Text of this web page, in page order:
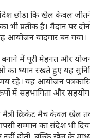
छोड़ा कि खेल केवल
है। मैदान पर दोनों
आयोजन यादगार बन गया।
में पूरी मेहनत और
ध्यान रखते हुए यह
रहे। यह आयोजन
में सहभागिता और
क्रिकेट मैच केवल खेल
सम्मान का संदेश भी